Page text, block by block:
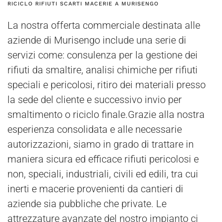
RICICLO RIFIUTI SCARTI MACERIE A MURISENGO
La nostra offerta commerciale destinata alle
aziende di Murisengo include una serie di
servizi come: consulenza per la gestione dei
rifiuti da smaltire, analisi chimiche per rifiuti
speciali e pericolosi, ritiro dei materiali presso
la sede del cliente e successivo invio per
smaltimento o riciclo finale.Grazie alla nostra
esperienza consolidata e alle necessarie
autorizzazioni, siamo in grado di trattare in
maniera sicura ed efficace rifiuti pericolosi e
non, speciali, industriali, civili ed edili, tra cui
inerti e macerie provenienti da cantieri di
aziende sia pubbliche che private. Le
attrezzature avanzate del nostro impianto ci